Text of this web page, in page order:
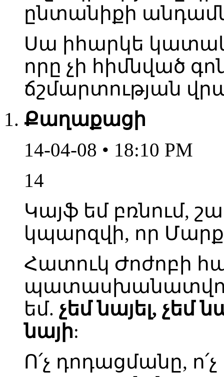
ընտանիքի
Սա իհարկե
որը չի հիմնված
ճշմարտության
Քաղաքացի
14-04-08 • 18:10 PM
14
Կայֆ եմ բռնում,
կպարզվի, որ
Հատուկ Ժոժոբի
եմ. չեմ նայել, չեմ
նայի:
Ո՛չ դոդացմանը,